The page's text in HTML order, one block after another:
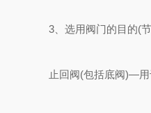
3、选用阀门的目的(节
止回阀(包括底阀)—用